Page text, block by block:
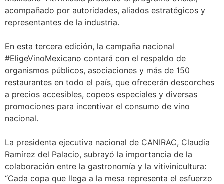
acompañado por autoridades, aliados estratégicos y
representantes de la industria.
En esta tercera edición, la campaña nacional
#EligeVinoMexicano contará con el respaldo de
organismos públicos, asociaciones y más de 150
restaurantes en todo el país, que ofrecerán descorches
a precios accesibles, copeos especiales y diversas
promociones para incentivar el consumo de vino
nacional.
La presidenta ejecutiva nacional de CANIRAC, Claudia
Ramírez del Palacio, subrayó la importancia de la
colaboración entre la gastronomía y la vitivinicultura:
“Cada copa que llega a la mesa representa el esfuerzo